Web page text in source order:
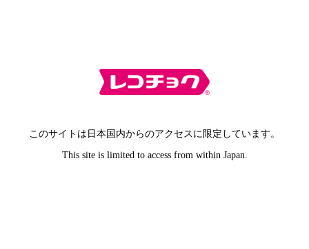
このサイトは日本国内からのアクセスに限定しています。
This site is limited to access from within Japan.